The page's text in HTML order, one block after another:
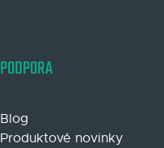
PODPORA
Blog
Produktové novinky